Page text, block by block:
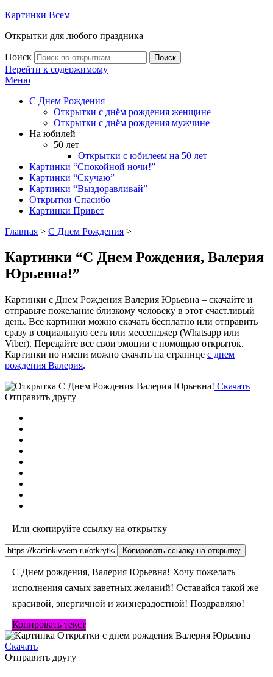
Картинки Всем
Открытки для любого праздника
Поиск Поиск
Перейти к содержимому
Меню
С Днем Рождения
Открытки с днём рождения женщине
Открытки с днём рождения мужчине
На юбилей
50 лет
Открытки с юбилеем на 50 лет
Картинки “Спокойной ночи!”
Картинки “Скучаю”
Картинки “Выздоравливай”
Открытки Спасибо
Картинки Привет
Главная > С Днем Рождения >
Картинки “С Днем Рождения, Валерия
Юрьевна!”
Картинки с Днем Рождения Валерия Юрьевна – скачайте и
отправьте пожелание близкому человеку в этот счастливый
день. Все картинки можно скачать бесплатно или отправить
сразу в социальную сеть или мессенджер (Whatsapp или
Viber). Передайте все свои эмоции с помощью открыток.
Картинки по имени можно скачать на странице с днем
рождения Валерия.
Скачать
Отправить другу
Или скопируйте ссылку на открытку
Копировать ссылку на открытку
С Днем рождения, Валерия Юрьевна! Хочу пожелать
исполнения самых заветных желаний! Оставайся такой же
красивой, энергичной и жизнерадостной! Поздравляю!
Копировать текст
Скачать
Отправить другу